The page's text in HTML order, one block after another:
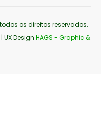
os direitos reservados.
| UX Design HAGS - Graphic &